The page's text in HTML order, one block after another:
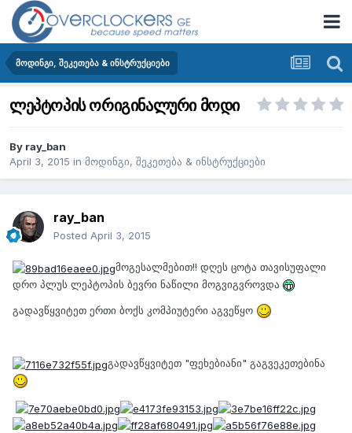
მოდინგი, შეკეთება & ინსტრუქციები
ლეპტოპის ორიგინალური მოდი
By ray_ban
April 3, 2015 in მოდინგი, შეკეთება & ინსტრუქციები
ray_ban
Posted April 3, 2015
მოგესალმებით!! დღეს ცოტა თავისუფალი
დრო პლუს ლეპტოპის ბევრი ნაწილი მოგვიგვროვდა
გადავწყვიტეთ ერთი ბოქს კომპიუტერი აგვეწყო
გადავწყვიტეთ "ფეხებიანი" გაგვეკეთებინა